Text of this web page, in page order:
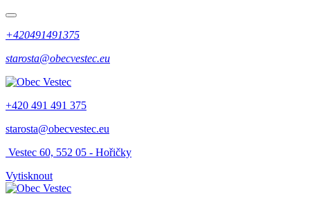
+420491491375
starosta@obecvestec.eu
+420 491 491 375
starosta@obecvestec.eu
Vestec 60, 552 05 - Hořičky
Vytisknout